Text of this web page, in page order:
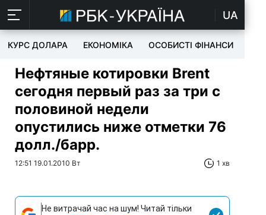
UA
КУРС ДОЛАРА ЕКОНОМІКА ОСОБИСТІ ФІНАНСИ
Нефтяные котировки Brent
сегодня первый раз за три с
половиной недели
опустились ниже отметки 76
долл./барр.
12:51 19.01.2010 Вт 1 хв
Не витрачай час на шум! Читай тільки